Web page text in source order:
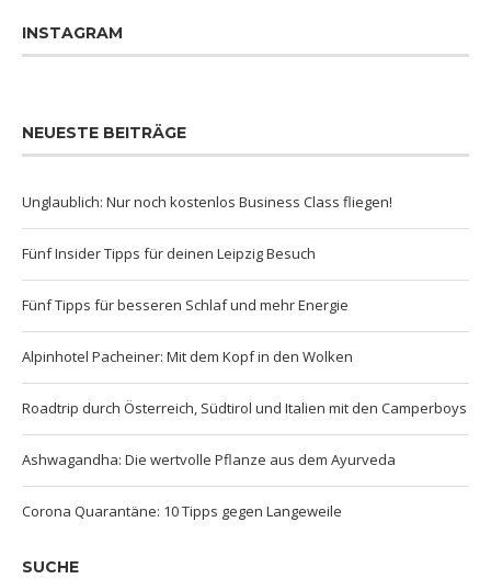
INSTAGRAM
NEUESTE BEITRÄGE
Unglaublich: Nur noch kostenlos Business Class fliegen!
Fünf Insider Tipps für deinen Leipzig Besuch
Fünf Tipps für besseren Schlaf und mehr Energie
Alpinhotel Pacheiner: Mit dem Kopf in den Wolken
Roadtrip durch Österreich, Südtirol und Italien mit den Camperboys
Ashwagandha: Die wertvolle Pflanze aus dem Ayurveda
Corona Quarantäne: 10 Tipps gegen Langeweile
SUCHE